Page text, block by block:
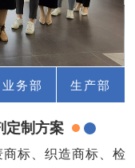
业务部 生产部
定制方案
标、织造商标、检